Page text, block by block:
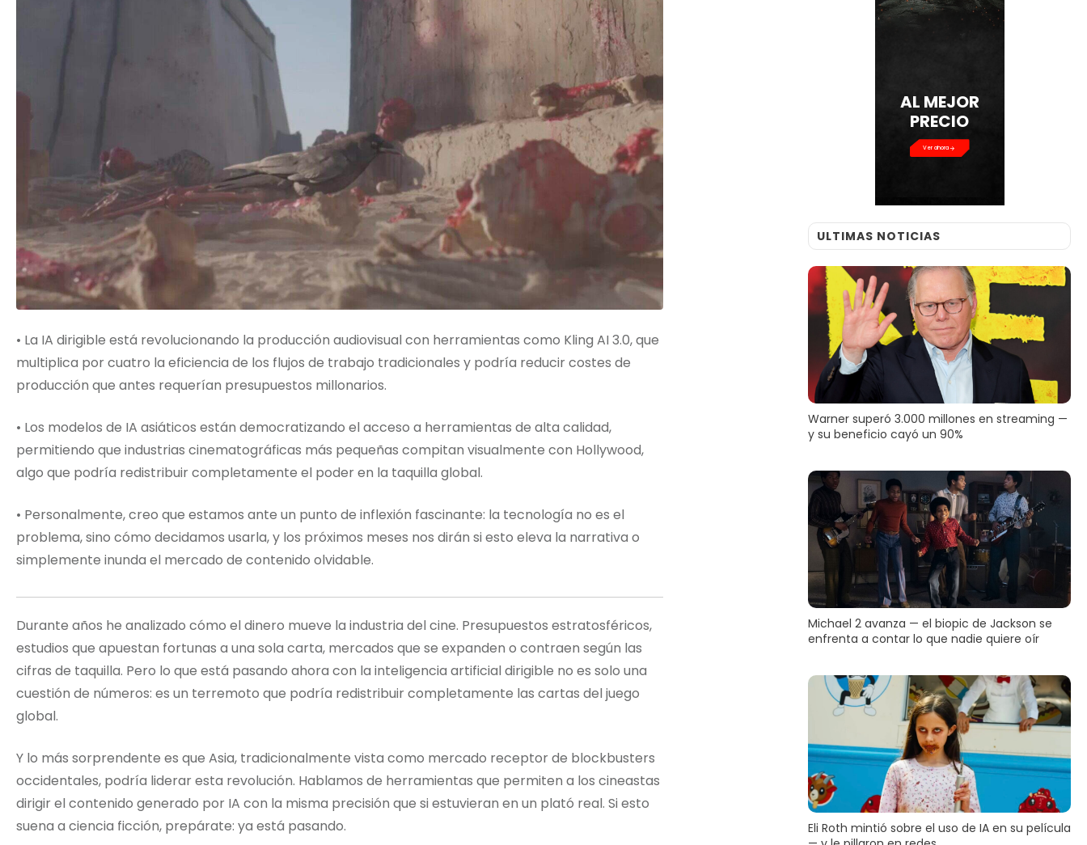
• La IA dirigible está revolucionando la producción audiovisual con herramientas como Kling AI 3.0, que
multiplica por cuatro la eficiencia de los flujos de trabajo tradicionales y podría reducir costes de
producción que antes requerían presupuestos millonarios.
• Los modelos de IA asiáticos están democratizando el acceso a herramientas de alta calidad,
permitiendo que industrias cinematográficas más pequeñas compitan visualmente con Hollywood,
algo que podría redistribuir completamente el poder en la taquilla global.
• Personalmente, creo que estamos ante un punto de inflexión fascinante: la tecnología no es el
problema, sino cómo decidamos usarla, y los próximos meses nos dirán si esto eleva la narrativa o
simplemente inunda el mercado de contenido olvidable.
Durante años he analizado cómo el dinero mueve la industria del cine. Presupuestos estratosféricos,
estudios que apuestan fortunas a una sola carta, mercados que se expanden o contraen según las
cifras de taquilla. Pero lo que está pasando ahora con la inteligencia artificial dirigible no es solo una
cuestión de números: es un terremoto que podría redistribuir completamente las cartas del juego
global.
Y lo más sorprendente es que Asia, tradicionalmente vista como mercado receptor de blockbusters
occidentales, podría liderar esta revolución. Hablamos de herramientas que permiten a los cineastas
dirigir el contenido generado por IA con la misma precisión que si estuvieran en un plató real. Si esto
suena a ciencia ficción, prepárate: ya está pasando.
AL MEJOR
PRECIO
ULTIMAS NOTICIAS
Warner superó 3.000 millones en streaming —
y su beneficio cayó un 90%
Michael 2 avanza — el biopic de Jackson se
enfrenta a contar lo que nadie quiere oír
Eli Roth mintió sobre el uso de IA en su película